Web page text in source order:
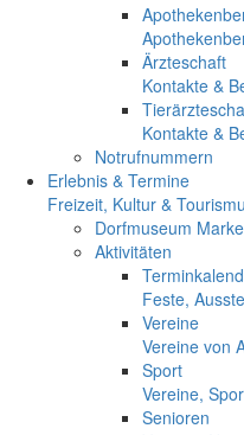
Ärzteschaft
Kontakte &
Kontakte &
Notrufnummern
Erlebnis & Termine
Freizeit, Kultur &
Dorfmuseum
Aktivitäten
Feste,
Vereine
Vereine von
Sport
Vereine,
Senioren